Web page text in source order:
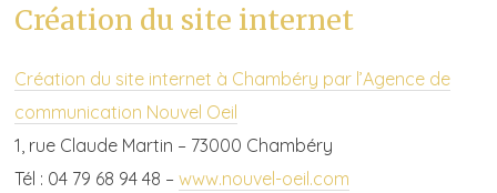
Création du site internet
Création du site internet à Chambéry par l’Agence de
communication Nouvel Oeil
1, rue Claude Martin – 73000 Chambéry
Tél : 04 79 68 94 48 –www.nouvel-oeil.com